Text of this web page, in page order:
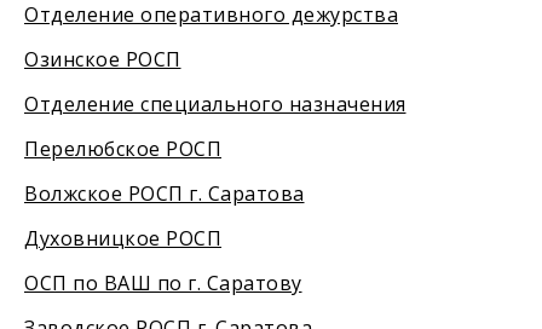
Отделение оперативного дежурства
Озинское РОСП
Отделение специального назначения
Перелюбское РОСП
Волжское РОСП г. Саратова
Духовницкое РОСП
ОСП по ВАШ по г. Саратову